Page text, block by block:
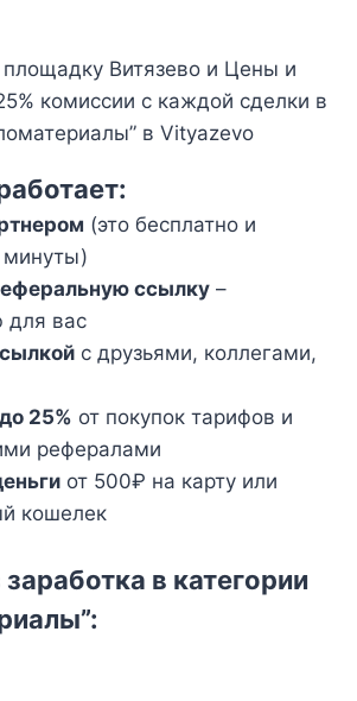
Витязево и Цены и
комиссии с каждой сделки в
в Vityazevo
(это бесплатно и
минуты)
ссылку–
для вас
с друзьями, коллегами,
25% от покупок тарифов и
рефералами
от 500₽ на карту или
кошелек
в категории